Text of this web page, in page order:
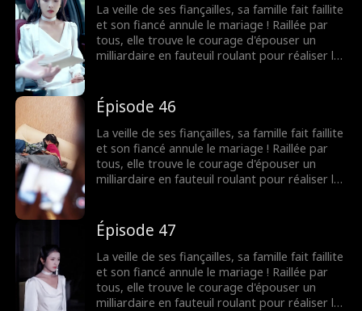
La veille de ses fiançailles, sa famille fait faillite
et son fiancé annule le mariage ! Raillée par
tous, elle trouve le courage d'épouser un
milliardaire en fauteuil roulant pour réaliser le
n'était pas du tout handicapé !
Épisode 46
La veille de ses fiançailles, sa famille fait faillite
et son fiancé annule le mariage ! Raillée par
tous, elle trouve le courage d'épouser un
milliardaire en fauteuil roulant pour réaliser le
n'était pas du tout handicapé !
Épisode 47
La veille de ses fiançailles, sa famille fait faillite
et son fiancé annule le mariage ! Raillée par
tous, elle trouve le courage d'épouser un
milliardaire en fauteuil roulant pour réaliser le